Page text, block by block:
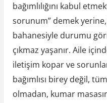
bağımlılığını kabul
sorunum” demek
bahanesiyle durumu
çıkmaz yaşanır. Aile
iletişim kopar ve
bağımlısı birey değil,
olmadan, kumar